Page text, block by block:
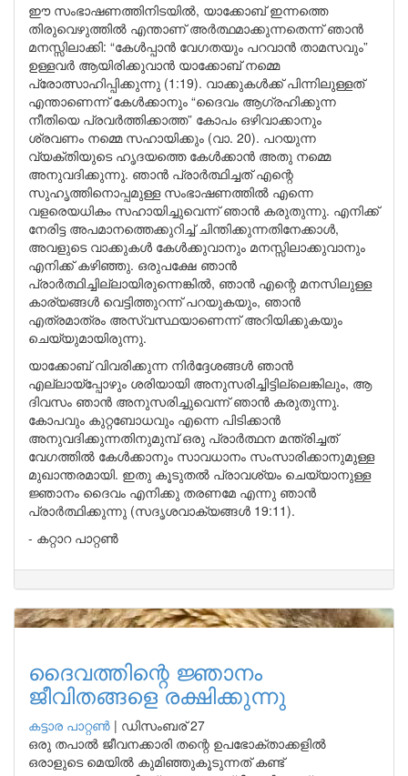
ഈ സംഭാഷണത്തിനിടയിൽ, യാക്കോബ് ഇന്നത്തെ
തിരുവെഴുത്തിൽ എന്താണ് അർത്ഥമാക്കുന്നതെന്ന് ഞാൻ
മനസ്സിലാക്കി: “കേൾപ്പാൻ വേഗതയും പറവാൻ താമസവും”
ഉള്ളവർ ആയിരിക്കുവാൻ യാക്കോബ് നമ്മെ
പ്രോത്സാഹിപ്പിക്കുന്നു (1:19). വാക്കുകൾക്ക് പിന്നിലുള്ളത്
എന്താണെന്ന് കേൾക്കാനും “ദൈവം ആഗ്രഹിക്കുന്ന
നീതിയെ പ്രവർത്തിക്കാത്ത” കോപം ഒഴിവാക്കാനും
ശ്രവണം നമ്മെ സഹായിക്കും (വാ. 20). പറയുന്ന
വ്യക്തിയുടെ ഹൃദയത്തെ കേൾക്കാൻ അതു നമ്മെ
അനുവദിക്കുന്നു. ഞാൻ പ്രാർത്ഥിച്ചത് എന്റെ
സുഹൃത്തിനൊപ്പമുള്ള സംഭാഷണത്തിൽ എന്നെ
വളരെയധികം സഹായിച്ചുവെന്ന് ഞാൻ കരുതുന്നു. എനിക്ക്
നേരിട്ട അപമാനത്തെക്കുറിച്ച് ചിന്തിക്കുന്നതിനേക്കാൾ,
അവളുടെ വാക്കുകൾ കേൾക്കുവാനും മനസ്സിലാക്കുവാനും
എനിക്ക് കഴിഞ്ഞു. ഒരുപക്ഷേ ഞാൻ
പ്രാർത്ഥിച്ചില്ലായിരുന്നെങ്കിൽ, ഞാൻ എന്റെ മനസിലുള്ള
കാര്യങ്ങൾ വെട്ടിത്തുറന്ന് പറയുകയും, ഞാൻ
എത്രമാത്രം അസ്വസ്ഥയാണെന്ന് അറിയിക്കുകയും
ചെയ്യുമായിരുന്നു.
യാക്കോബ് വിവരിക്കുന്ന നിർദ്ദേശങ്ങൾ ഞാൻ
എല്ലായ്പ്പോഴും ശരിയായി അനുസരിച്ചിട്ടില്ലെങ്കിലും, ആ
ദിവസം ഞാൻ അനുസരിച്ചുവെന്ന് ഞാൻ കരുതുന്നു.
കോപവും കുറ്റബോധവും എന്നെ പിടിക്കാൻ
അനുവദിക്കുന്നതിനുമുമ്പ് ഒരു പ്രാർത്ഥന മന്ത്രിച്ചത്
വേഗത്തിൽ കേൾക്കാനും സാവധാനം സംസാരിക്കാനുമുള്ള
മുഖാന്തരമായി. ഇതു കൂടുതൽ പ്രാവശ്യം ചെയ്യാനുള്ള
ജ്ഞാനം ദൈവം എനിക്കു തരണമേ എന്നു ഞാൻ
പ്രാർത്ഥിക്കുന്നു (സദൃശവാക്യങ്ങൾ 19:11).
- കറ്റാറ പാറ്റൺ
ദൈവത്തിന്റെ ജ്ഞാനം
ജീവിതങ്ങളെ രക്ഷിക്കുന്നു
കട്ടാര പാറ്റൺ | ഡിസംബര് 27
ഒരു തപാൽ ജീവനക്കാരി തന്റെ ഉപഭോക്താക്കളിൽ
ഒരാളുടെ മെയിൽ കുമിഞ്ഞുകൂടുന്നത് കണ്ട്